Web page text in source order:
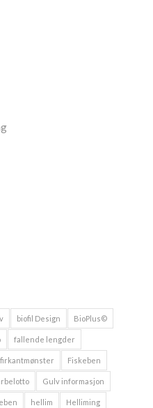
biofil Design BioPlus©
fallende lengder
firkantmønster Fiskeben
Gulv informasjon
hellim Helliming